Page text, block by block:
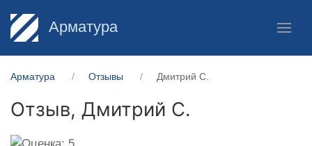
Арматура
Арматура Отзывы Дмитрий С.
Отзыв, Дмитрий С.